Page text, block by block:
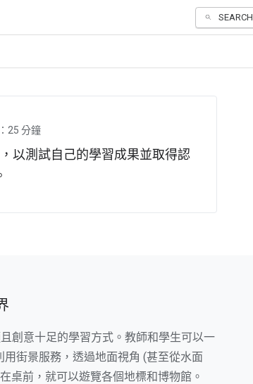
SEARCH
25 分鐘
以測試自己的學習成果並取得認
創意十足的學習方式。教師和學生可以一
街景服務，透過地面視角 (甚至從水面
桌前，就可以遊覽各個地標和博物館。